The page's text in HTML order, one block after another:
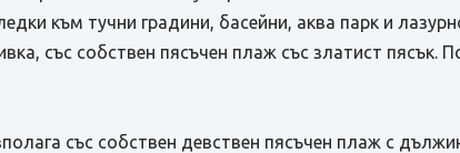
към тучни градини, басейни, аква парк и
със собствен пясъчен плаж със златист пясък.
със собствен девствен пясъчен плаж с